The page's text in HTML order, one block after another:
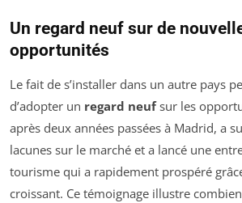
Un regard neuf sur de
opportunités
Le fait de s’installer dans un autre pays
d’adopter un regard neufsur les
après deux années passées à Madrid, a
lacunes sur le marché et a lancé une
tourisme qui a rapidement prospéré
croissant. Ce témoignage illustre